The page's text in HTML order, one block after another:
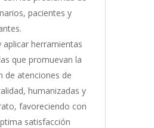
pacientes y
aplicar herramientas
que promuevan la
de atenciones de
humanizadas y
favoreciendo con
satisfacción